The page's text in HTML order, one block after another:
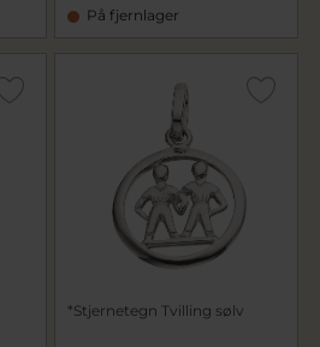
På fjernlager
*Stjernetegn Tvilling sølv